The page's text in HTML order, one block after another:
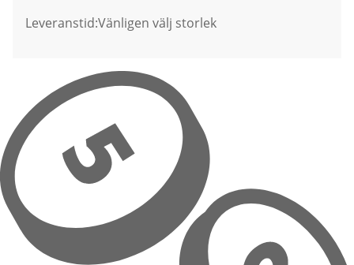
Leveranstid:Vänligen välj storlek